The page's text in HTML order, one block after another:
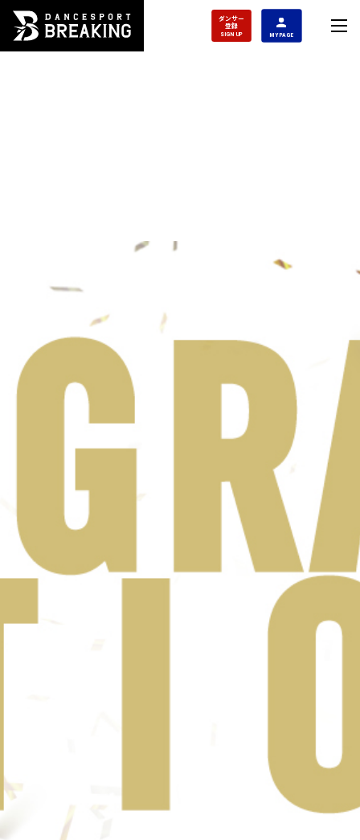
ダンサー
登録
SIGN UP MY PAGE